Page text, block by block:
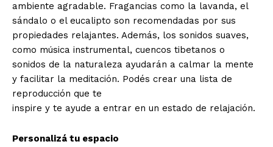
ambiente agradable. Fragancias como la lavanda, el
sándalo o el eucalipto son recomendadas por sus
propiedades relajantes. Además, los sonidos suaves,
como música instrumental, cuencos tibetanos o
sonidos de la naturaleza ayudarán a calmar la mente
y facilitar la meditación. Podés crear una lista de
reproducción que te
inspire y te ayude a entrar en un estado de relajación.
Personalizá tu espacio